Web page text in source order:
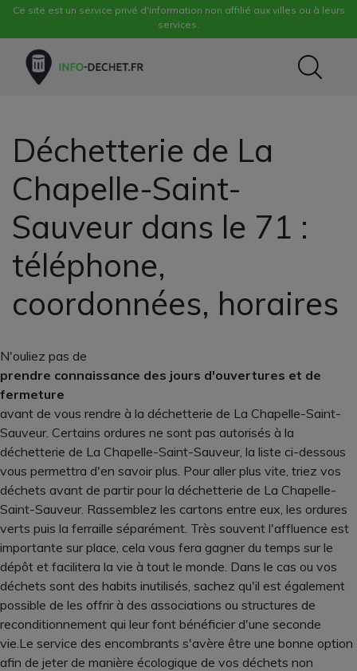
Ce site est un service privé d'information non affilié aux villes ou à leurs
services.
Déchetterie de La
Chapelle-Saint-
Sauveur dans le 71 :
téléphone,
coordonnées, horaires
N'ouliez pas de
prendre connaissance des jours d'ouvertures et de
fermeture
avant de vous rendre à la déchetterie de La Chapelle-Saint-
Sauveur. Certains ordures ne sont pas autorisés à la
déchetterie de La Chapelle-Saint-Sauveur, la liste ci-dessous
vous permettra d'en savoir plus. Pour aller plus vite, triez vos
déchets avant de partir pour la déchetterie de La Chapelle-
Saint-Sauveur. Rassemblez les cartons entre eux, les ordures
verts puis la ferraille séparément. Très souvent l'affluence est
importante sur place, cela vous fera gagner du temps sur le
dépôt et facilitera la vie à tout le monde. Dans le cas ou vos
déchets sont des habits inutilisés, sachez qu'il est également
possible de les offrir à des associations ou structures de
reconditionnement qui leur font bénéficier d'une seconde
vie.Le service des encombrants s'avère être une bonne option
afin de jeter de manière écologique de vos déchets non